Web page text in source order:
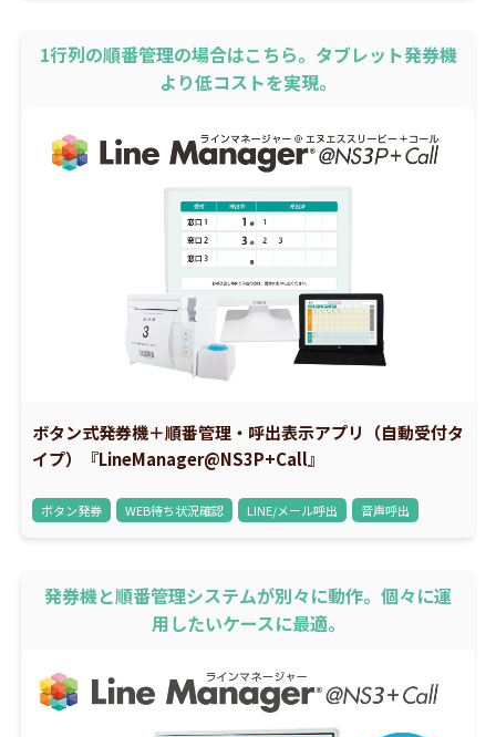
1行列の順番管理の場合はこちら。タブレット発券機
より低コストを実現。
ボタン式発券機＋順番管理・呼出表示アプリ（自動受付タ
イプ）『LineManager@NS3P+Call』
ボタン発券 WEB待ち状況確認 LINE/メール呼出 音声呼出
発券機と順番管理システムが別々に動作。個々に運
用したいケースに最適。